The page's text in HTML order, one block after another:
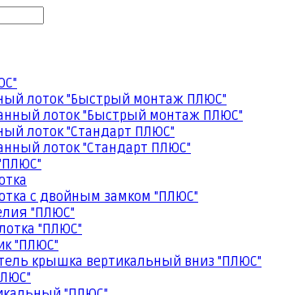
лоток "Быстрый монтаж ПЛЮС"
лоток "Быстрый монтаж ПЛЮС"
лоток "Стандарт ПЛЮС"
лоток "Стандарт ПЛЮС"
с двойным замком "ПЛЮС"
"ПЛЮС"
"ПЛЮС"
"ПЛЮС"
крышка вертикальный вниз "ПЛЮС"